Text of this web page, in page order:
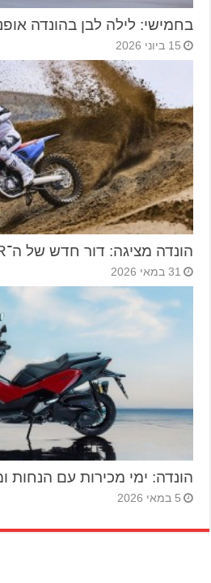
בחמישי: לילה לבן בהונדה
15 ביוני 2026
הונדה מציגה: דור חדש של ה־CRF450R
31 במאי 2026
הונדה: ימי מכירות עם הנחות
5 במאי 2026